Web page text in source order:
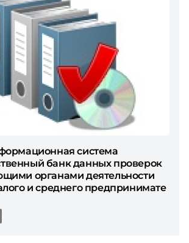
система
банк данных проверок
органами деятельности
и среднего предпринимате